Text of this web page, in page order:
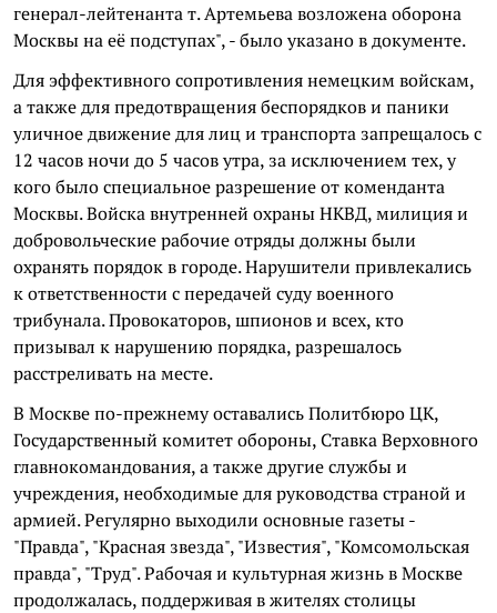
генерал-лейтенанта т. Артемьева возложена оборона
Москвы на её подступах", - было указано в документе.
Для эффективного сопротивления немецким войскам,
а также для предотвращения беспорядков и паники
уличное движение для лиц и транспорта запрещалось с
12 часов ночи до 5 часов утра, за исключением тех, у
кого было специальное разрешение от коменданта
Москвы. Войска внутренней охраны НКВД, милиция и
добровольческие рабочие отряды должны были
охранять порядок в городе. Нарушители привлекались
к ответственности с передачей суду военного
трибунала. Провокаторов, шпионов и всех, кто
призывал к нарушению порядка, разрешалось
расстреливать на месте.
В Москве по-прежнему оставались Политбюро ЦК,
Государственный комитет обороны, Ставка Верховного
главнокомандования, а также другие службы и
учреждения, необходимые для руководства страной и
армией. Регулярно выходили основные газеты -
"Правда", "Красная звезда", "Известия", "Комсомольская
правда", "Труд". Рабочая и культурная жизнь в Москве
продолжалась, поддерживая в жителях столицы